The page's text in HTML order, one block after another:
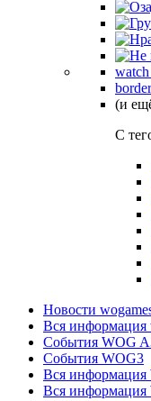
border
(и
C
Новости
Вся информация
События WOG
События WOG3
Вся информация
Вся информация